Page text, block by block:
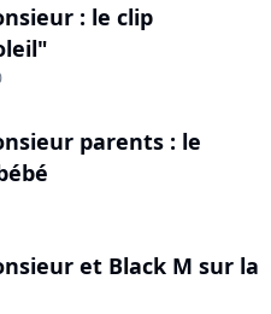
: le clip
parents : le
et Black M sur la